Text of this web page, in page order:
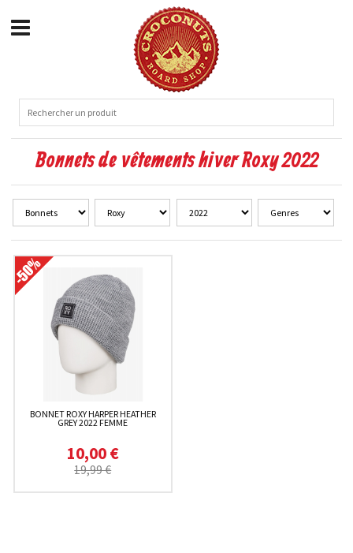
Bonnets de vêtements hiver Roxy 2022
BONNET ROXY HARPER HEATHER
GREY 2022 FEMME
10,00 €
19,99 €